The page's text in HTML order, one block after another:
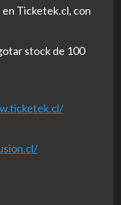
en Ticketek.cl, con
stock de 100